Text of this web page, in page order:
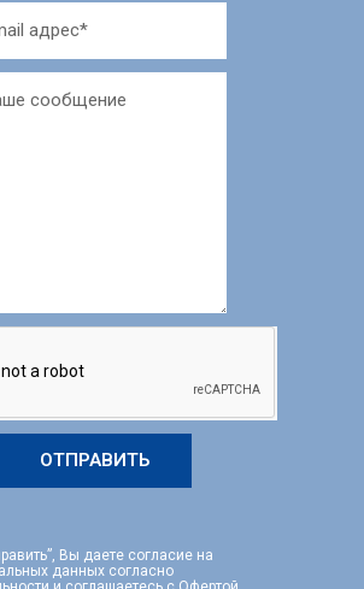
ОТПРАВИТЬ
Вы даете согласие на
данных согласно